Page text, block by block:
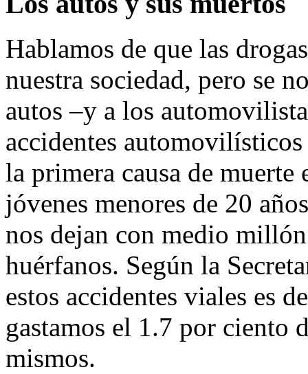
Hablamos de que las
nuestra sociedad, pero se
autos –y a los
accidentes
la primera causa de muerte
jóvenes menores de 20
nos dejan con medio
huérfanos. Según la
estos accidentes viales es
gastamos el 1.7 por ciento
mismos.